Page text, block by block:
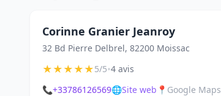
Corinne Granier Jeanroy
32 Bd Pierre Delbrel, 82200 Moissac
★★★★★5/5•4 avis
📞+33786126569🌐Site web 📍 Google Maps